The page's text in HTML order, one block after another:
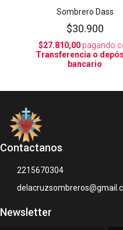
Sombrero Dass
$30.900
$27.810,00pagando
Transferencia o
bancario
Contactanos
2215670304
Newsletter